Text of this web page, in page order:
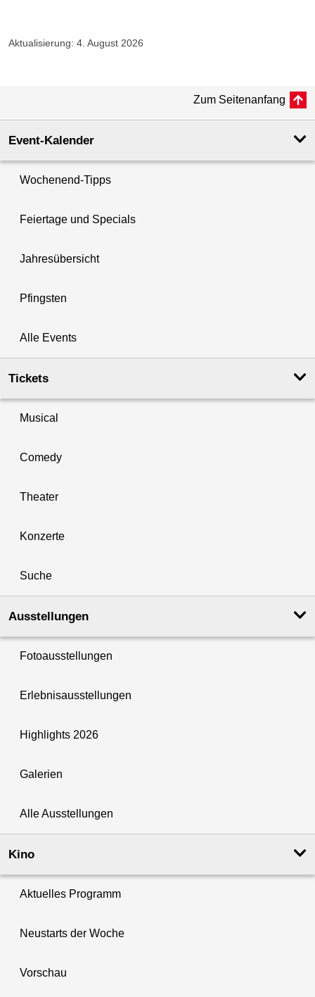
Aktualisierung: 4. August 2026
Zum Seitenanfang
Event-Kalender
Wochenend-Tipps
Feiertage und Specials
Jahresübersicht
Pfingsten
Alle Events
Tickets
Musical
Comedy
Theater
Konzerte
Suche
Ausstellungen
Fotoausstellungen
Erlebnisausstellungen
Highlights 2026
Galerien
Alle Ausstellungen
Kino
Aktuelles Programm
Neustarts der Woche
Vorschau